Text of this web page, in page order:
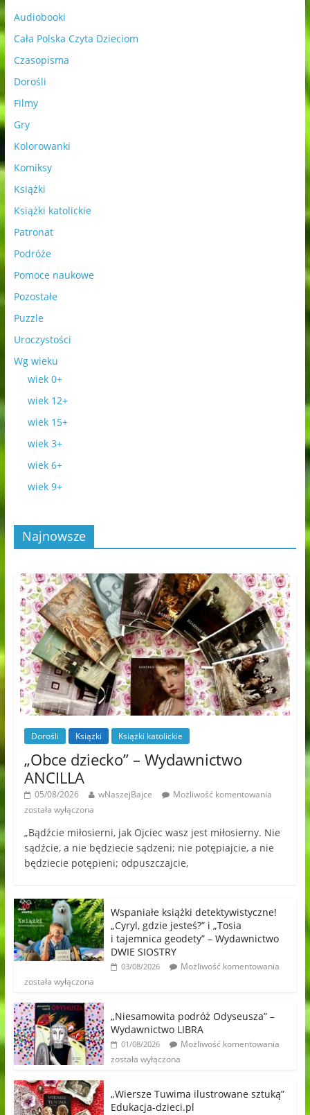
Audiobooki
Cała Polska Czyta Dzieciom
Czasopisma
Dorośli
Filmy
Gry
Kolorowanki
Komiksy
Książki
Książki katolickie
Patronat
Podróże
Pomoce naukowe
Pozostałe
Puzzle
Uroczystości
Wg wieku
wiek 0+
wiek 12+
wiek 15+
wiek 3+
wiek 6+
wiek 9+
Najnowsze
Dorośli Książki Książki katolickie
„Obce dziecko” – Wydawnictwo
ANCILLA
05/08/2026 wNaszejBajce
Możliwość komentowania
została wyłączona
„Bądźcie miłosierni, jak Ojciec wasz jest miłosierny. Nie
sądźcie, a nie będziecie sądzeni; nie potępiajcie, a nie
będziecie potępieni; odpuszczajcie,
Wspaniałe książki detektywistyczne!
„Cyryl, gdzie jesteś?” i „Tosia
i tajemnica geodety” – Wydawnictwo
DWIE SIOSTRY
03/08/2026
Możliwość komentowania
została wyłączona
„Niesamowita podróż Odyseusza” –
Wydawnictwo LIBRA
01/08/2026
Możliwość komentowania
została wyłączona
„Wiersze Tuwima ilustrowane sztuką”
Edukacja-dzieci.pl